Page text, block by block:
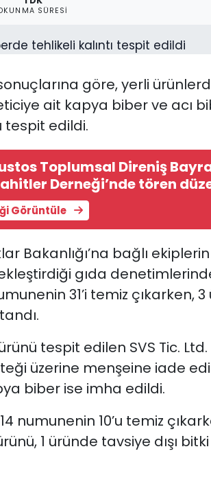
SÜRESI
göre, yerli
ait kapya biber ve acı
tespit edildi.
Toplumsal Direniş
Derneği’nde tören
Görüntüle
Bakanlığı’na bağlı
gıda
31’i temiz çıkarken,
tespit edilen SVS Tic. Ltd.
üzerine menşeine iade
biber ise imha edildi.
numunenin 10’u temiz
1 üründe tavsiye dışı